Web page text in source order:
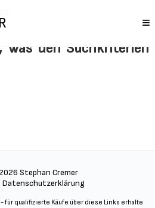
≡
was den Suchkriterien
Stephan Cremer
Datenschutzerklärung
für qualifizierte Käufe über diese Links erhalte